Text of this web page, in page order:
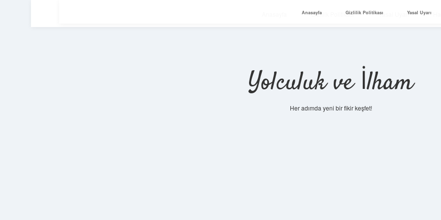
Gizlilik Politikası Yasal Uyarı
Yolculuk ve İlham
Her adımda yeni bir fikir keşfet!
Anasayfa Gizlilik Politikası Yasal Uyarı